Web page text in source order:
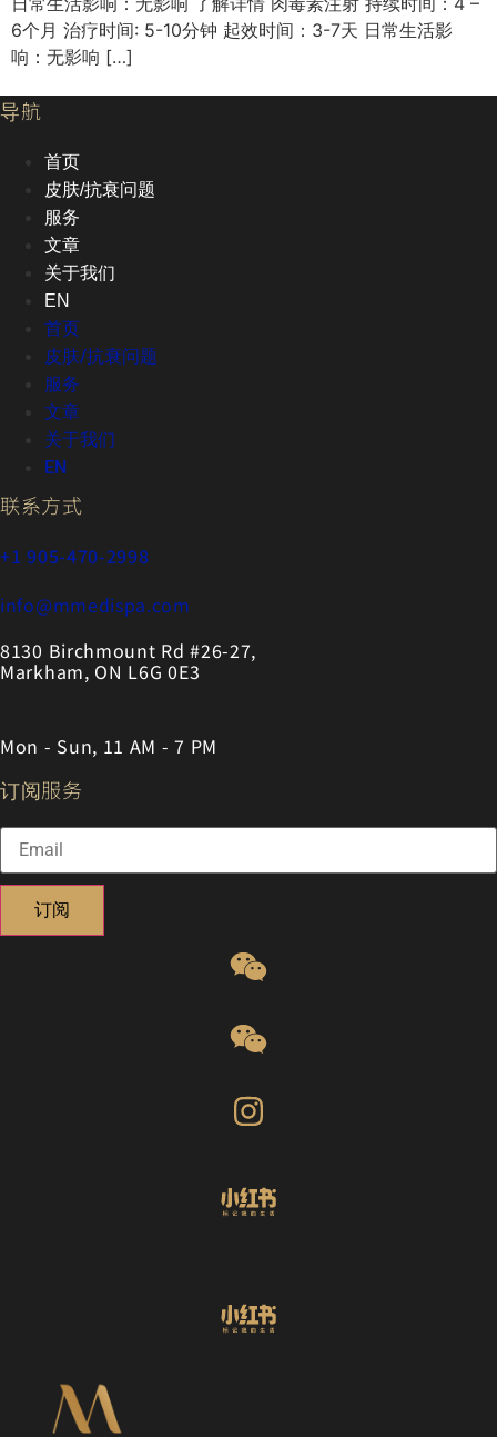
6个月 治疗时间: 5-10分钟 起效时间：3-7天 日常生活影
响：无影响 […]
导航
首页
皮肤/抗衰问题
服务
文章
关于我们
EN
首页
皮肤/抗衰问题
服务
文章
关于我们
EN
联系方式
+1 905-470-2998
info@mmedispa.com
8130 Birchmount Rd #26-27,
Markham, ON L6G 0E3
Mon - Sun, 11 AM - 7 PM
订阅服务
订阅